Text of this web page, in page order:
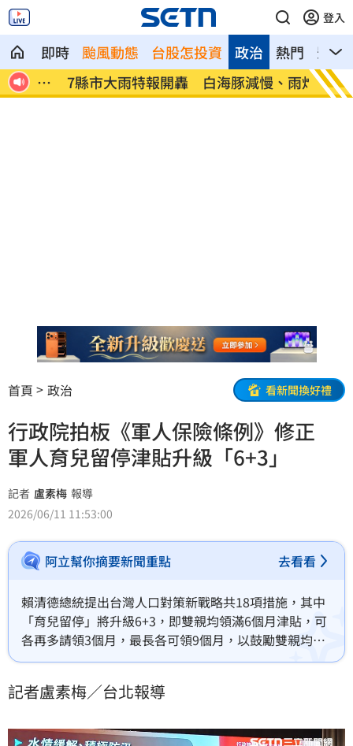
登入
即時 颱風動態 台股怎投資 熱門 影音
政治
昏
7縣市大雨特報開轟 白海豚減慢、雨炸3
天
國道
醫
首頁 政治 看新聞換好禮
行政院拍板《軍人保險條例》修正
軍人育兒留停津貼升級「6+3」
記者 盧素梅 報導
2026/06/11 11:53:00
阿立幫你摘要新聞重點 去看看
賴清德總統提出台灣人口對策新戰略共18項措施，其中
「育兒留停」將升級6+3，即雙親均領滿6個月津貼，可
各再多請領3個月，最長各可領9個月，以鼓勵雙親均進
到育兒責任。而行政院已在5月28日提出《性別平等工
通過《軍人保險條例》修正草案，確保國軍申請育兒留
記者盧素梅／台北報導